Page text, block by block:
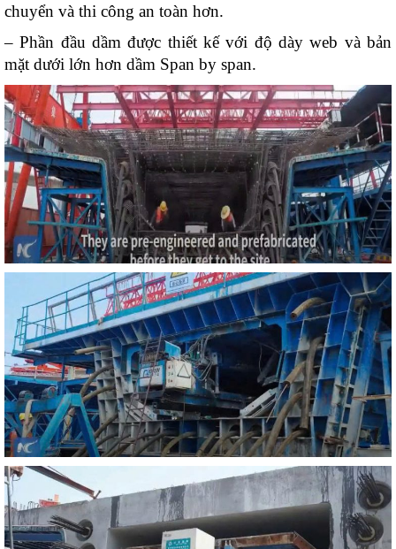
chuyển và thi công an toàn hơn.
– Phần đầu dầm được thiết kế với độ dày web và bản
mặt dưới lớn hơn dầm Span by span.